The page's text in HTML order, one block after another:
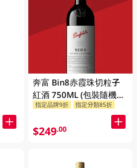
奔富 Bin8赤霞珠切粒子
紅酒 750ML (包裝隨機發
放)
指定品牌9折 指定分類85折
$249.00